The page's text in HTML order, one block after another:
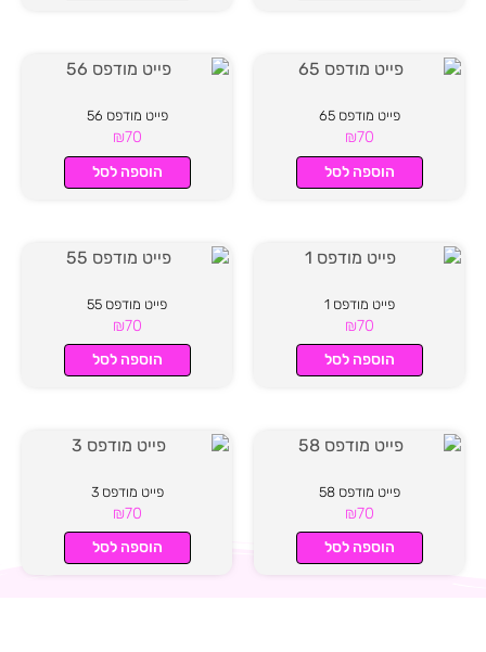
פייט מודפס 65
₪70
הוספה לסל
פייט מודפס 56
₪70
הוספה לסל
פייט מודפס 1
₪70
הוספה לסל
פייט מודפס 55
₪70
הוספה לסל
פייט מודפס 58
₪70
הוספה לסל
פייט מודפס 3
₪70
הוספה לסל